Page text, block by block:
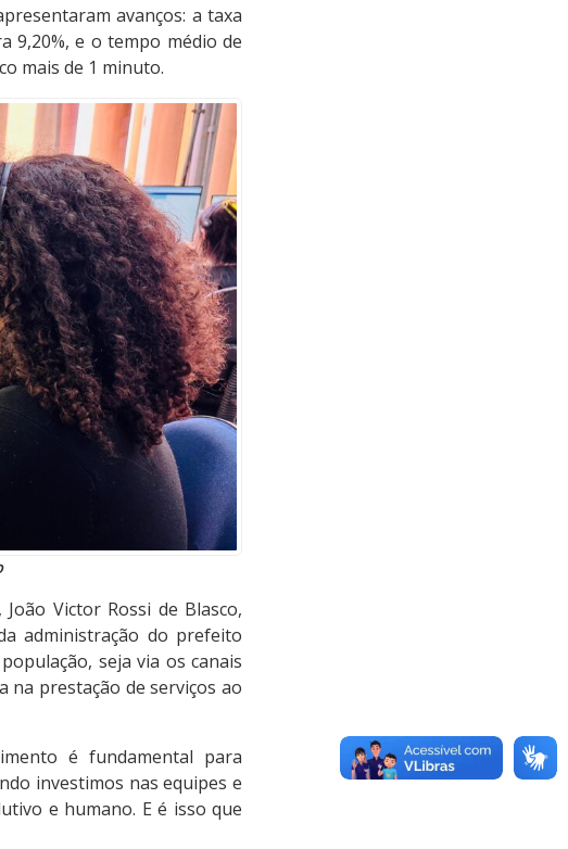
avanços: a taxa
9,20%, e o tempo médio de
mais de 1 minuto.
Victor Rossi de Blasco,
administração do prefeito
seja via os canais
na prestação de serviços ao
é fundamental para
investimos nas equipes e
e humano. E é isso que